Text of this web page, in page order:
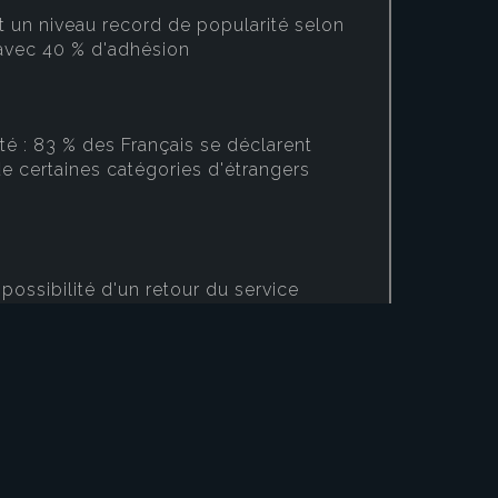
un niveau record de popularité selon
40 % d'adhésion
: 83 % des Français se déclarent
certaines catégories d'étrangers
d'un retour du service